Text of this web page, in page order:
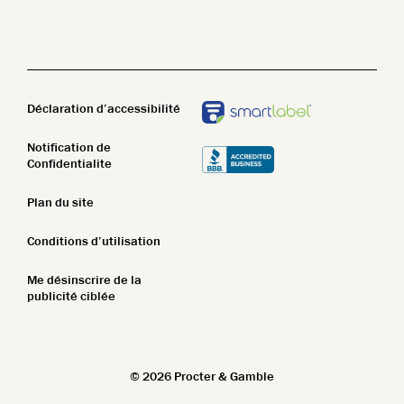
Déclaration d’accessibilité
Notification de
Confidentialite
Plan du site
Conditions d’utilisation
Me désinscrire de la
publicité ciblée
©2026 Procter & Gamble